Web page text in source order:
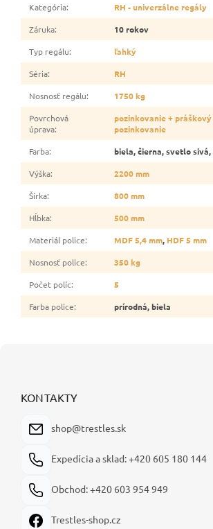
Kategória:
RH - univerzálne regály
Záruka:
10 rokov
Typ regálu:
ľahký
Séria:
RH
Nosnosť regálu:
1750 kg
Povrchová
úprava:
pozinkovanie +
pozinkovanie
Farba:
biela, čierna, svetlo sivá,
Výška:
2200 mm
Šírka:
800 mm
Hĺbka:
500 mm
Materiál police: MDF 5,4 mm, HDF 5 mm
Nosnosť police:
350 kg
Počet políc:
5
Farba police: prírodná, biela
KONTAKTY
shop@trestles.sk
Expedícia a sklad: +420 605 180 144
Obchod: +420 603 954 949
Trestles-shop.cz